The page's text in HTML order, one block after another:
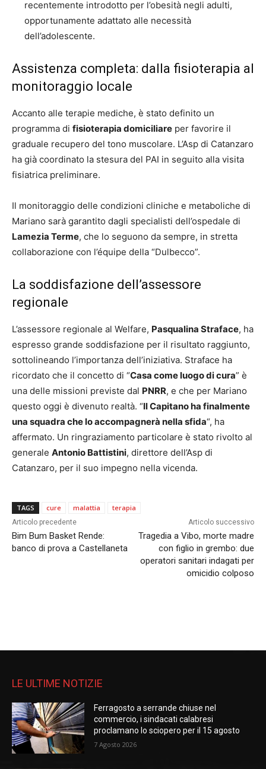
recentemente introdotto per l’obesità negli adulti,
opportunamente adattato alle necessità
dell’adolescente.
Assistenza completa: dalla fisioterapia al
monitoraggio locale
Accanto alle terapie mediche, è stato definito un
programma di fisioterapia domiciliare per favorire il
graduale recupero del tono muscolare. L’Asp di Catanzaro
ha già coordinato la stesura del PAI in seguito alla visita
fisiatrica preliminare.
Il monitoraggio delle condizioni cliniche e metaboliche di
Mariano sarà garantito dagli specialisti dell’ospedale di
Lamezia Terme, che lo seguono da sempre, in stretta
collaborazione con l’équipe della “Dulbecco”.
La soddisfazione dell’assessore
regionale
L’assessore regionale al Welfare, Pasqualina Straface, ha
espresso grande soddisfazione per il risultato raggiunto,
sottolineando l’importanza dell’iniziativa. Straface ha
ricordato che il concetto di “Casa come luogo di cura” è
una delle missioni previste dal PNRR, e che per Mariano
questo oggi è divenuto realtà. “Il Capitano ha finalmente
una squadra che lo accompagnerà nella sfida“, ha
affermato. Un ringraziamento particolare è stato rivolto al
generale Antonio Battistini, direttore dell’Asp di
Catanzaro, per il suo impegno nella vicenda.
TAGS cure malattia terapia
Articolo precedente
Bim Bum Basket Rende:
banco di prova a Castellaneta
Articolo successivo
Tragedia a Vibo, morte madre
con figlio in grembo: due
operatori sanitari indagati per
omicidio colposo
LE ULTIME NOTIZIE
Ferragosto a serrande chiuse nel
commercio, i sindacati calabresi
proclamano lo sciopero per il 15 agosto
7 Agosto 2026